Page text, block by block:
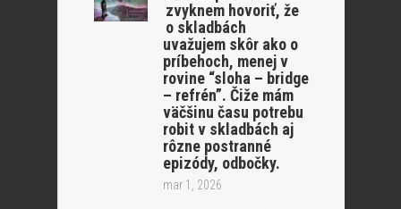
zvyknem hovoriť, že
o skladbách
uvažujem skôr ako o
príbehoch, menej v
rovine “sloha – bridge
– refrén”. Čiže mám
väčšinu času potrebu
robit v skladbách aj
rôzne postranné
epizódy, odbočky.
mar 1, 2026